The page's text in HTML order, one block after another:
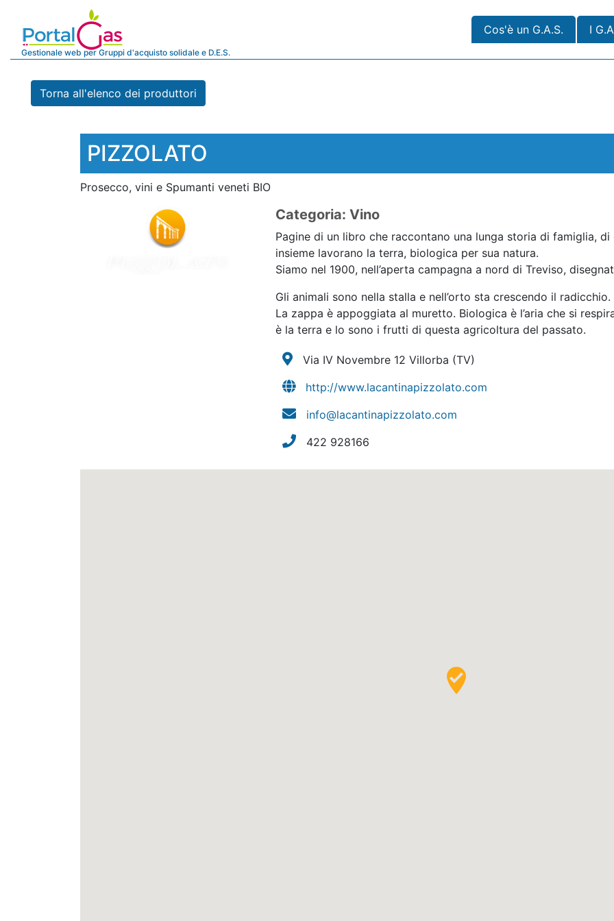
Gestionale web per Gruppi d'acquisto solidale e D.E.S.
Cos'è un G.A.S. I
Torna all'elenco dei produttori
PIZZOLATO
Prosecco, vini e Spumanti veneti BIO
Categoria: Vino
Pagine di un libro che raccontano una lunga storia di famiglia,
insieme lavorano la terra, biologica per sua natura.
Siamo nel 1900, nell’aperta campagna a nord di Treviso,
Gli animali sono nella stalla e nell’orto sta crescendo il radicchio.
La zappa è appoggiata al muretto. Biologica è l’aria che si
è la terra e lo sono i frutti di questa agricoltura del passato.
Via IV Novembre 12 Villorba (TV)
http://www.lacantinapizzolato.com
info@lacantinapizzolato.com
422 928166